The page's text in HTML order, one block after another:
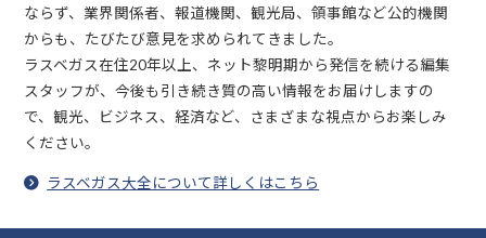
ならず、業界関係者、報道機関、観光局、領事館など公的機関
からも、たびたび意見を求められてきました。
ラスベガス在住20年以上、ネット黎明期から発信を続ける編集
スタッフが、今後も引き続き質の高い情報をお届けしますの
で、観光、ビジネス、経済など、さまざまな視点からお楽しみ
ください。
ラスベガス大全について詳しくはこちら